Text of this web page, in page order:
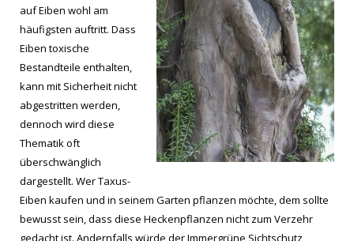
auf Eiben wohl am
häufigsten auftritt. Dass
Eiben toxische
Bestandteile enthalten,
kann mit Sicherheit nicht
abgestritten werden,
dennoch wird diese
Thematik oft
überschwänglich
dargestellt. Wer Taxus-
Eiben kaufen und in seinem Garten pflanzen möchte, dem sollte
bewusst sein, dass diese Heckenpflanzen nicht zum Verzehr